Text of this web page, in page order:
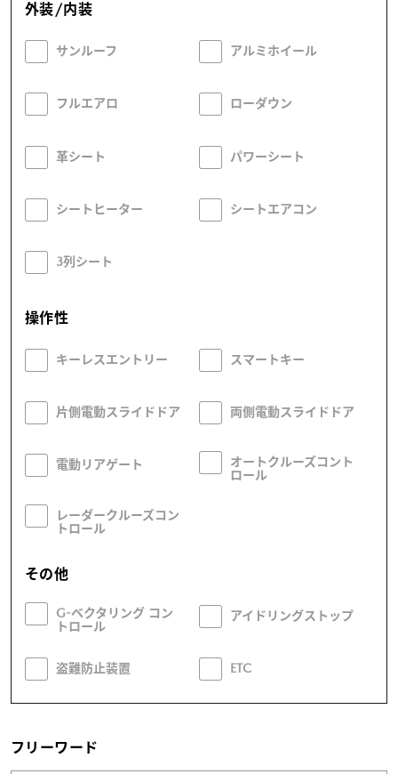
外装/内装
サンルーフ アルミホイール
フルエアロ ローダウン
革シート パワーシート
シートヒーター シートエアコン
3列シート
操作性
キーレスエントリー スマートキー
片側電動スライドドア 両側電動スライドドア
電動リアゲート
オートクルーズコント
ロール
レーダークルーズコン
トロール
その他
G-ベクタリング コン
トロール
アイドリングストップ
盗難防止装置 ETC
フリーワード